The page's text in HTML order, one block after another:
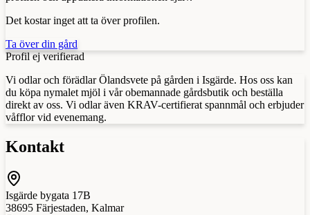
Det kostar inget att ta över profilen.
Ta över din gård
Profil ej verifierad
Vi odlar och förädlar Ölandsvete på gården i Isgärde. Hos oss kan
du köpa nymalet mjöl i vår obemannade gårdsbutik och beställa
direkt av oss. Vi odlar även KRAV-certifierat spannmål och erbjuder
våfflor vid evenemang.
Kontakt
Isgärde bygata 17B
38695 Färjestaden, Kalmar